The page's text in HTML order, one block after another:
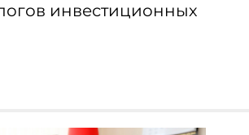
инвестиционных